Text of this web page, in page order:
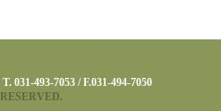
031-493-7053 / F.031-494-7050